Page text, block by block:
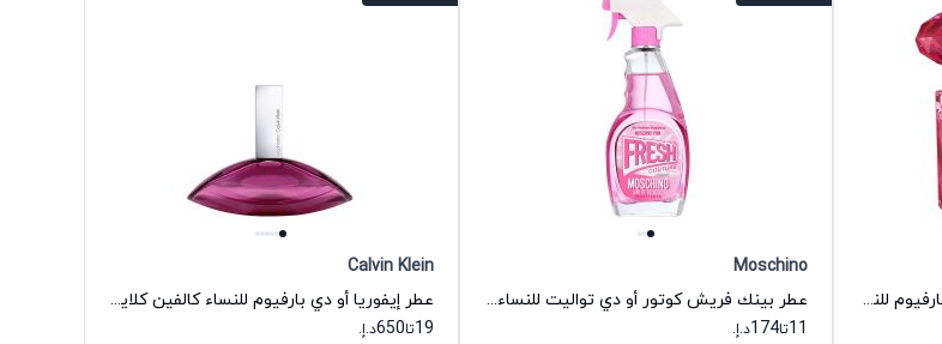
عطر برايت كريستال أبسولو أو دي بارفيوم للنساء فيرزاتشي
Moschino
عطر بينك فريش كوتور أو دي تواليت للنساء موسكينو
11تا174د.إ.
Calvin Klein
عطر إيفوريا أو دي بارفيوم للنساء كالفين كلاين
19تا650د.إ.